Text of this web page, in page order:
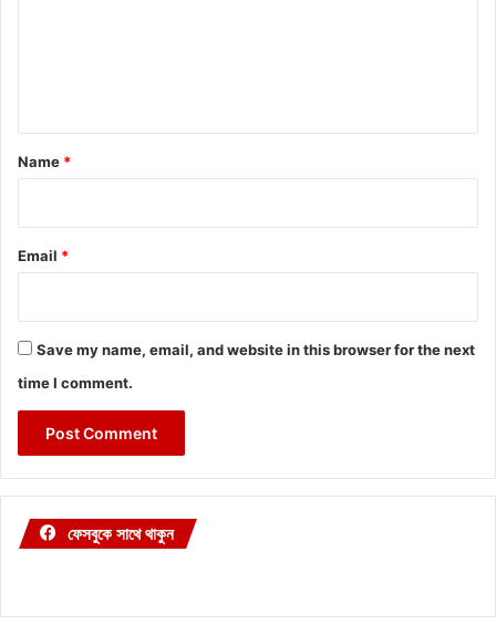
*
Name *
Email *
Save my name, email, and website in this browser for the next
time I comment.
ফেসবুকে সাথে থাকুন